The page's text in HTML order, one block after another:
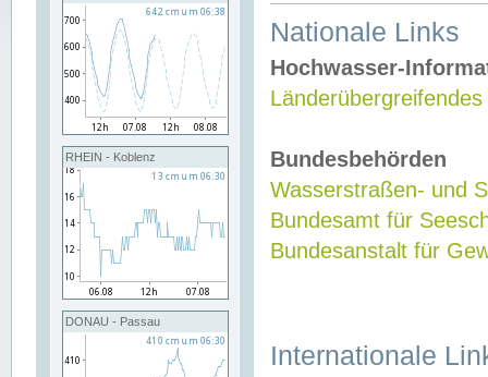
RHEIN - Koblenz
DONAU - Passau
Nationale Links
Hochwasser-
Bundesbehörden
Wasserstraßen- und
Bundesamt für
Bundesanstalt für
Internationale